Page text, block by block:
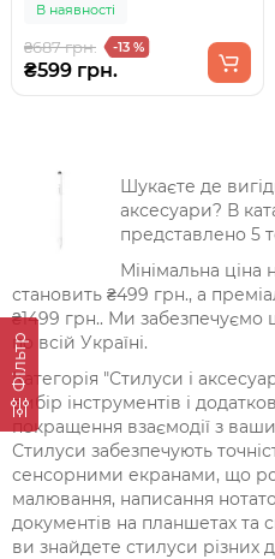
Фільтр
В наявності
₴687 грн. -13 %
₴599 грн.
Шукаєте де
аксесуари? В
представлено 5
Мінімальна ціна
становить ₴499 грн., а
₴1499 грн.. Ми
по всій Україні.
Категорія "Стилуси і
вибір інструментів і
покращення взаємодії з
Стилуси забезпечують
сенсорними екранами, що
малювання, написання
документів на планшетах та
ви знайдете стилуси різних